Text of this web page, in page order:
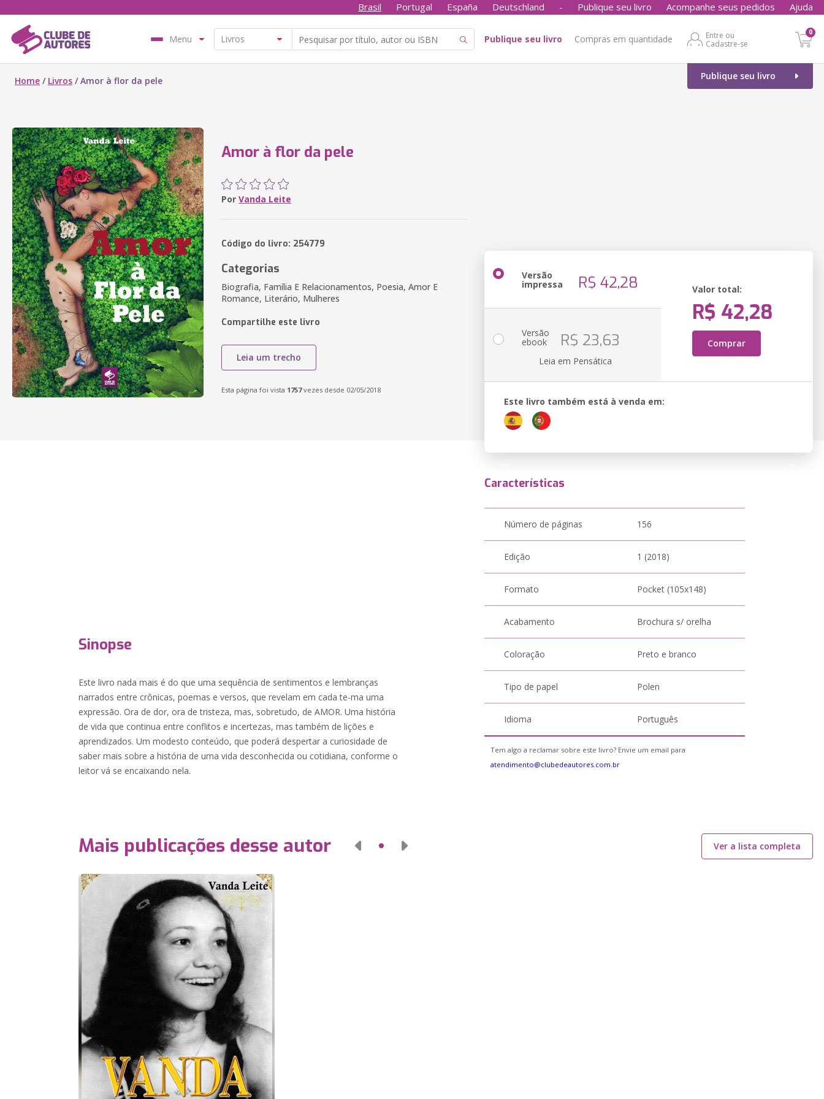
Brasil Portugal España Deutschland - Publique seu livro Acompanhe seus pedidos Ajuda
Menu Publique seu livro Compras em quantidade
Entre ou
Cadastre-se
0
Publique seu livro
Home / Livros /Amor à flor da pele
Amor à flor da pele
Por Vanda Leite
Código do livro: 254779
Categorias
Biografia, Família E Relacionamentos, Poesia, Amor E
Romance, Literário, Mulheres
Compartilhe este livro
Leia um trecho
Esta página foi vista 1757vezes desde 02/05/2018
Versão
impressa R$ 42,28 Valor total:
R$ 42,28
Comprar
Versão
ebook R$ 23,63
Leia em Pensática
Este livro também está à venda em:
Sinopse
Este livro nada mais é do que uma sequência de sentimentos e lembranças
narrados entre crônicas, poemas e versos, que revelam em cada te-ma uma
expressão. Ora de dor, ora de tristeza, mas, sobretudo, de AMOR. Uma história
de vida que continua entre conflitos e incertezas, mas também de lições e
aprendizados. Um modesto conteúdo, que poderá despertar a curiosidade de
saber mais sobre a história de uma vida desconhecida ou cotidiana, conforme o
leitor vá se encaixando nela.
Características
Número de páginas 156
Edição 1 (2018)
Formato Pocket (105x148)
Acabamento Brochura s/ orelha
Coloração Preto e branco
Tipo de papel Polen
Idioma Português
Tem algo a reclamar sobre este livro? Envie um email para
atendimento@clubedeautores.com.br
Mais publicações desse autor Ver a lista completa